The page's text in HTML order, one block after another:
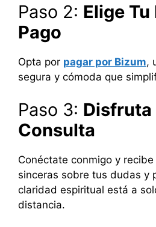
Paso 2: Elige
Pago
Opta por pagar por Bizum,
segura y cómoda que
Paso 3: Disfruta
Consulta
Conéctate conmigo y
sinceras sobre tus dudas y
claridad espiritual está a
distancia.